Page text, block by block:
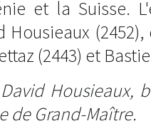
et la Suisse.
Housieaux
(2443) et
Housieaux,
de Grand-Maître.